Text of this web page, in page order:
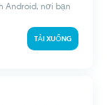
Android, nơi bạn
TẢI XUỐNG